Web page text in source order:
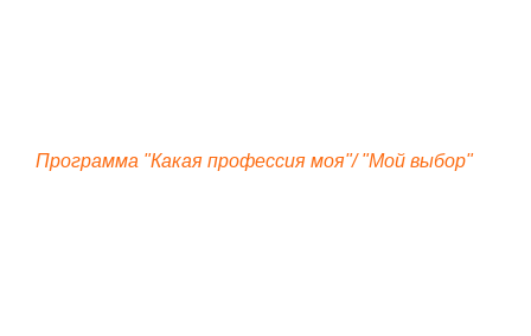
Программа "Какая профессия моя"/ "Мой выбор"